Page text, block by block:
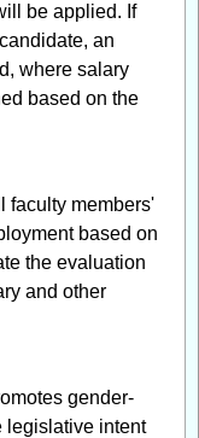
be applied. If
an
where salary
based on the
faculty members'
based on
the evaluation
and other
gender-
legislative intent